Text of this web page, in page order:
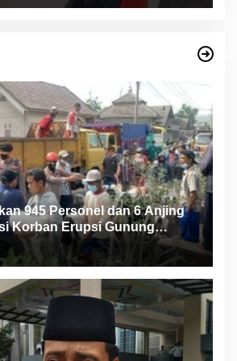
945 Personel dan 6 Anjing
Korban Erupsi Gunung